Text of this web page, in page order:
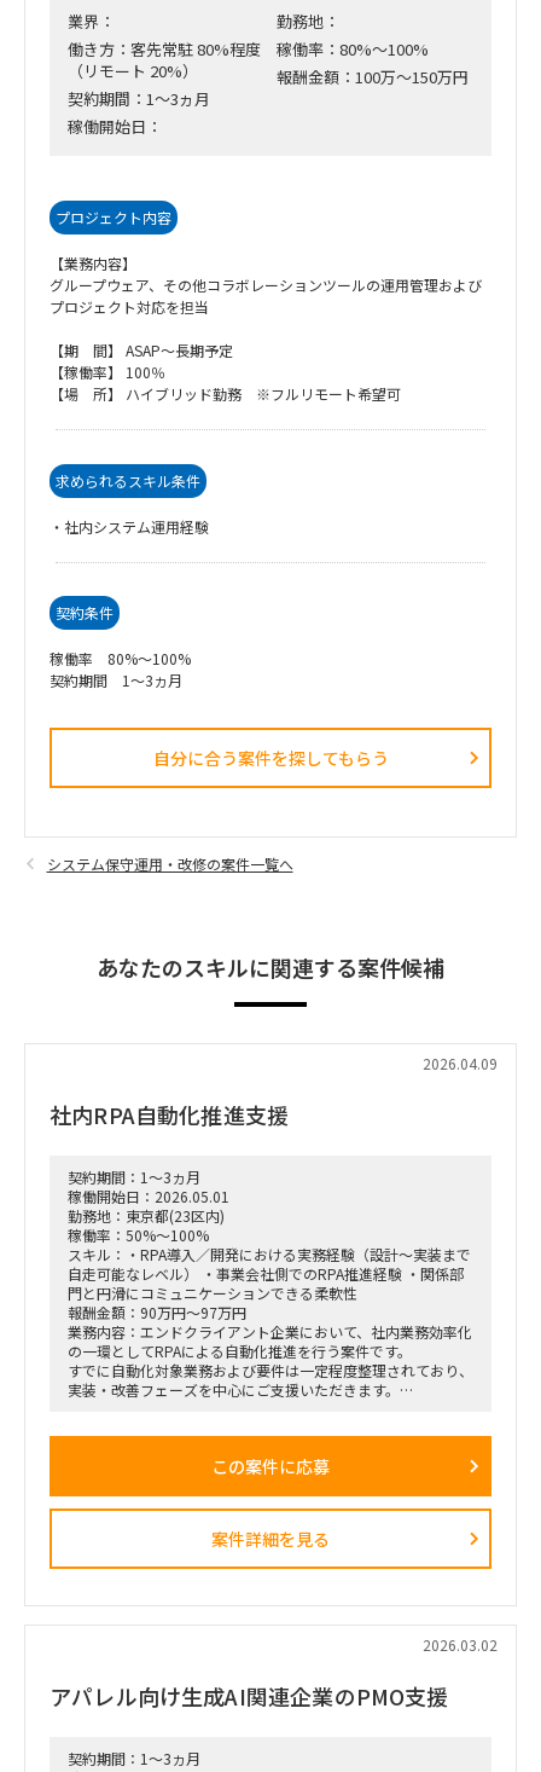
業界：
働き方：客先常駐 80%程度
（リモート 20%）
契約期間：1～3ヵ月
稼働開始日：
勤務地：
稼働率：80%～100%
報酬金額：100万～150万円
プロジェクト内容
【業務内容】
グループウェア、その他コラボレーションツールの運用管理および
プロジェクト対応を担当
【期 間】 ASAP～長期予定
【稼働率】 100％
【場 所】 ハイブリッド勤務 ※フルリモート希望可
求められるスキル条件
・社内システム運用経験
契約条件
稼働率 80%～100%
契約期間 1～3ヵ月
自分に合う案件を探してもらう​
システム保守運用・改修の案件一覧へ
あなたのスキルに関連する案件候補
2026.04.09
社内RPA自動化推進支援
契約期間：1～3ヵ月
稼働開始日：2026.05.01
勤務地：東京都(23区内)
稼働率：50%～100%
スキル：・RPA導入／開発における実務経験（設計〜実装まで
自走可能なレベル） ・事業会社側でのRPA推進経験 ・関係部
門と円滑にコミュニケーションできる柔軟性
報酬金額：90万円～97万円
業務内容：エンドクライアント企業において、社内業務効率化
の一環としてRPAによる自動化推進を行う案件です。
すでに自動化対象業務および要件は一定程度整理されており、
実装・改善フェーズを中心にご支援いただきます。
・既存RPAの改修・最適化
・運用設計およびマニュアル整備
・情報システム部門との連携・技術サポート
■体制：
情報システム部門配下での支援（詳細は面談時）
■出社の仕方について：
この案件に応募
案件詳細を見る
2026.03.02
アパレル向け生成AI関連企業のPMO支援
契約期間：1～3ヵ月